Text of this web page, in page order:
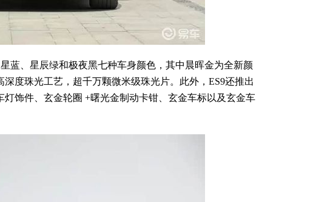
蓝、星辰绿和极夜黑七种车身颜色，其中晨晖金为全新颜
度珠光工艺，超千万颗微米级珠光片。此外，ES9还推出
饰件、玄金轮圈 +曙光金制动卡钳、玄金车标以及玄金车